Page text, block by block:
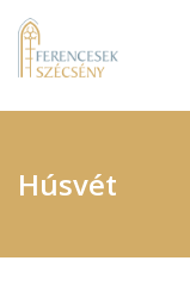
Húsvét